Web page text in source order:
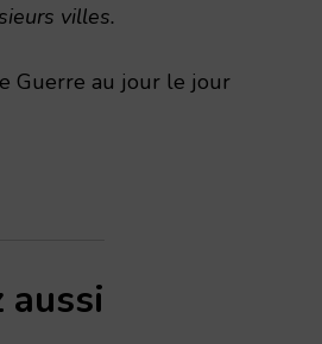
villes.
Guerre au jour le jour
aussi